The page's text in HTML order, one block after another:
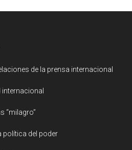
de la prensa internacional
“milagro”
política del poder